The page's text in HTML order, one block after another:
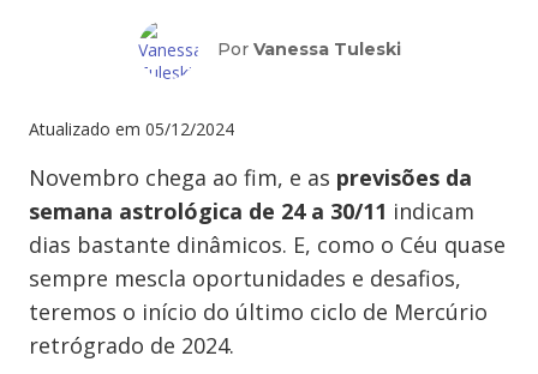
Por Vanessa Tuleski
Atualizado em 05/12/2024
Novembro chega ao fim, e as previsões da
semana astrológica de 24 a 30/11 indicam
dias bastante dinâmicos. E, como o Céu quase
sempre mescla oportunidades e desafios,
teremos o início do último ciclo de Mercúrio
retrógrado de 2024.